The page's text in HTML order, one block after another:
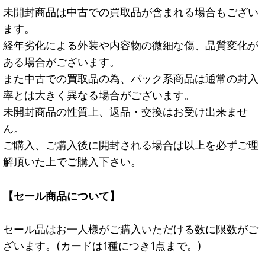
未開封商品は中古での買取品が含まれる場合もござい
ます。
経年劣化による外装や内容物の微細な傷、品質変化が
ある場合がございます。
また中古での買取品の為、パック系商品は通常の封入
率とは大きく異なる場合がございます。
未開封商品の性質上、返品・交換はお受け出来ませ
ん。
ご購入、ご購入後に開封される場合は以上を必ずご理
解頂いた上でご購入下さい。
【セール商品について】
セール品はお一人様がご購入いただける数に限数がご
ざいます。(カードは1種につき1点まで。)